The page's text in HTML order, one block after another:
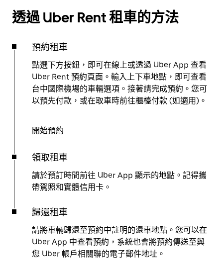
透過 Uber Rent 租車的方法
預約租車
點選下方按鈕，即可在線上或透過 Uber App 查看
Uber Rent 預約頁面。輸入上下車地點，即可查看
台中國際機場的車輛選項。接著請完成預約。您可
以預先付款，或在取車時前往櫃檯付款 (如適用)。
開始預約
領取租車
請於預訂時間前往 Uber App 顯示的地點。記得攜
帶駕照和實體信用卡。
歸還租車
請將車輛歸還至預約中註明的還車地點。您可以在
Uber App 中查看預約，系統也會將預約傳送至與
您 Uber 帳戶相關聯的電子郵件地址。